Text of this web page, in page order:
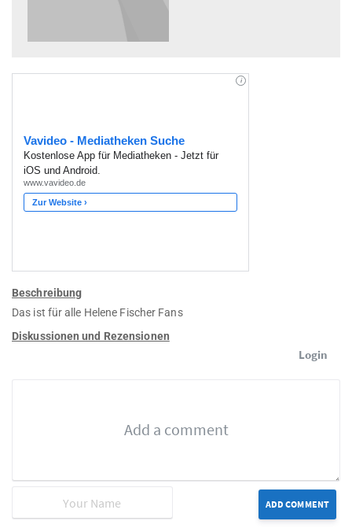
Beschreibung
Das ist für alle Helene Fischer Fans
Diskussionen und Rezensionen
Login
ADD COMMENT